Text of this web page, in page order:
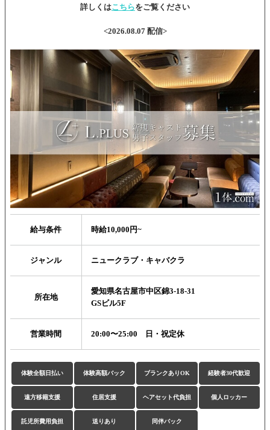
詳しくはこちらをご覧ください
<2026.08.07 配信>
給与条件 時給10,000円~
ジャンル ニュークラブ・キャバクラ
所在地
愛知県名古屋市中区錦3-18-31
GSビル5F
営業時間 20:00〜25:00 日・祝定休
体験全額日払い 体験高額バック ブランクありOK 経験者30代歓迎
遠方移籍支援 住居支援 ヘアセット代負担 個人ロッカー
託児所費用負担 送りあり 同伴バック